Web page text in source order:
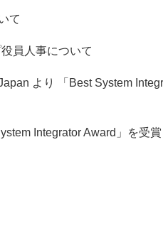
て
員人事について
より 「Best System
Integrator Award」を受